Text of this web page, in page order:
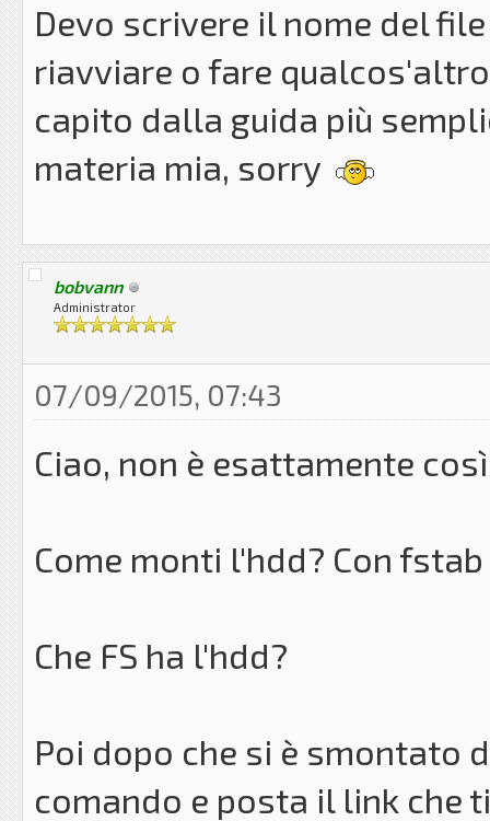
Devo scrivere il nome del
riavviare o fare
capito dalla guida più
materia mia, sorry
bobvann
Administrator
07/09/2015, 07:43
Ciao, non è esattamente
Come monti l'hdd? Con
Che FS ha l'hdd?
Poi dopo che si è smontato
comando e posta il link che